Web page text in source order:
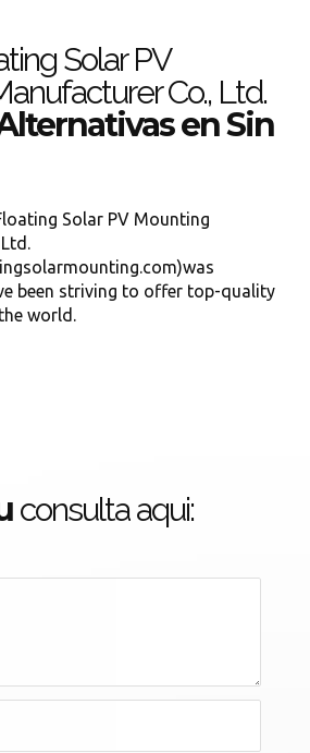
Solar PV
Co., Ltd.
en Sin
Solar PV Mounting
been striving to offer top-quality
world.
consulta aqui: